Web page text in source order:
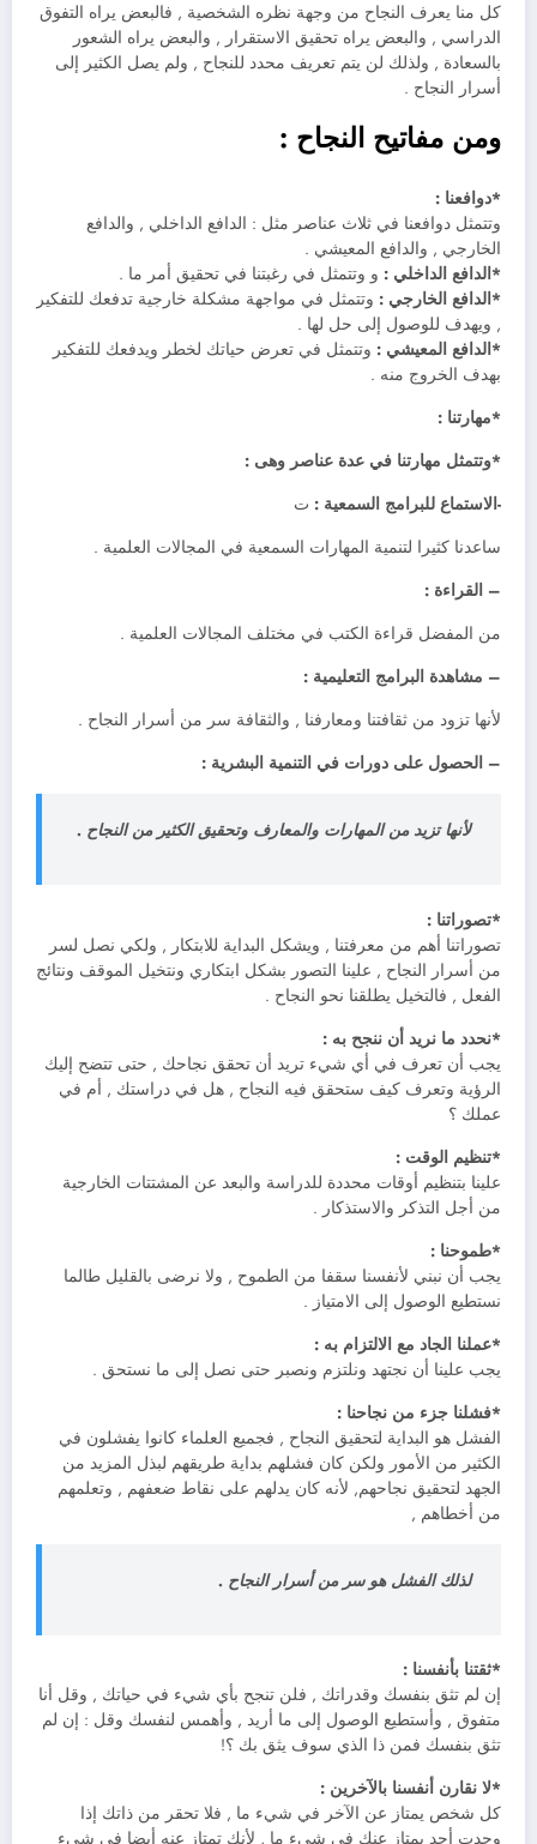
كل منا يعرف النجاح من وجهة نظره الشخصية , فالبعض يراه التفوق
الدراسي , والبعض يراه تحقيق الاستقرار , والبعض يراه الشعور
بالسعادة , ولذلك لن يتم تعريف محدد للنجاح , ولم يصل الكثير إلى
أسرار النجاح .
ومن مفاتيح النجاح :
*دوافعنا :
وتتمثل دوافعنا في ثلاث عناصر مثل : الدافع الداخلي , والدافع
الخارجي , والدافع المعيشي .
*الدافع الداخلي : و وتتمثل في رغبتنا في تحقيق أمر ما .
*الدافع الخارجي : وتتمثل في مواجهة مشكلة خارجية تدفعك للتفكير
, ويهدف للوصول إلى حل لها .
*الدافع المعيشي : وتتمثل في تعرض حياتك لخطر ويدفعك للتفكير
بهدف الخروج منه .
*مهارتنا :
*وتتمثل مهارتنا في عدة عناصر وهى :
-الاستماع للبرامج السمعية : ت
ساعدنا كثيرا لتنمية المهارات السمعية في المجالات العلمية .
– القراءة :
من المفضل قراءة الكتب في مختلف المجالات العلمية .
– مشاهدة البرامج التعليمية :
لأنها تزود من ثقافتنا ومعارفنا , والثقافة سر من أسرار النجاح .
– الحصول على دورات في التنمية البشرية :
لأنها تزيد من المهارات والمعارف وتحقيق الكثير من النجاح .
*تصوراتنا :
تصوراتنا أهم من معرفتنا , ويشكل البداية للابتكار , ولكي نصل لسر
من أسرار النجاح , علينا التصور بشكل ابتكاري ونتخيل الموقف ونتائج
الفعل , فالتخيل يطلقنا نحو النجاح .
*نحدد ما نريد أن ننجح به :
يجب أن تعرف في أي شيء تريد أن تحقق نجاحك , حتى تتضح إليك
الرؤية وتعرف كيف ستحقق فيه النجاح , هل في دراستك , أم في
عملك ؟
*تنظيم الوقت :
علينا بتنظيم أوقات محددة للدراسة والبعد عن المشتتات الخارجية
من أجل التذكر والاستذكار .
*طموحنا :
يجب أن نبني لأنفسنا سقفا من الطموح , ولا نرضى بالقليل طالما
نستطيع الوصول إلى الامتياز .
*عملنا الجاد مع الالتزام به :
يجب علينا أن نجتهد ونلتزم ونصبر حتى نصل إلى ما نستحق .
*فشلنا جزء من نجاحنا :
الفشل هو البداية لتحقيق النجاح , فجميع العلماء كانوا يفشلون في
الكثير من الأمور ولكن كان فشلهم بداية طريقهم لبذل المزيد من
الجهد لتحقيق نجاحهم, لأنه كان يدلهم على نقاط ضعفهم , وتعلمهم
من أخطاهم ,
لذلك الفشل هو سر من أسرار النجاح .
*ثقتنا بأنفسنا :
إن لم تثق بنفسك وقدراتك , فلن تنجح بأي شيء في حياتك , وقل أنا
متفوق , وأستطيع الوصول إلى ما أريد , وأهمس لنفسك وقل : إن لم
تثق بنفسك فمن ذا الذي سوف يثق بك ؟!
*لا نقارن أنفسنا بالآخرين :
كل شخص يمتاز عن الآخر في شيء ما , فلا تحقر من ذاتك إذا
وجدت أحد يمتاز عنك في شيء ما , لأنك تمتاز عنه أيضا في شيء